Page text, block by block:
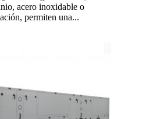
acero inoxidable o
permiten una...